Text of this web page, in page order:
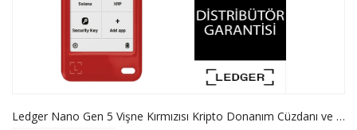
Ledger Nano Gen 5 Vişne Kırmızısı Kripto Donanım Cüzdanı ve Recovery Key - Soğuk Cüzdan